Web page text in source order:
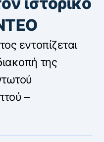
εντοπίζεται
της
–